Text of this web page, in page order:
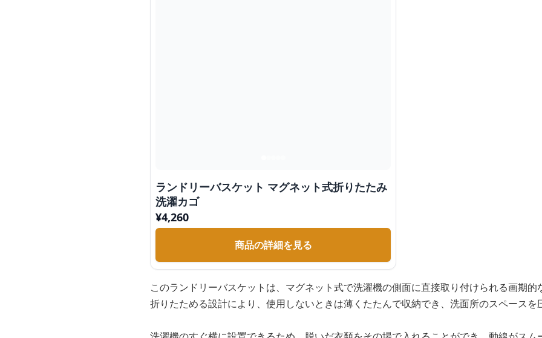
ランドリーバスケット マグネット式折りたたみ
洗濯カゴ
¥4,260
商品の詳細を見る
このランドリーバスケットは、マグネット式で洗濯機の側面に直接取り付けられる画期的
折りたためる設計により、使用しないときは薄くたたんで収納でき、洗面所のスペースを